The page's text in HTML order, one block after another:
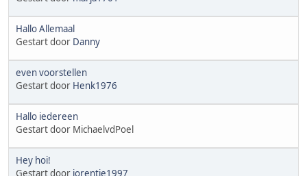
Hallo Allemaal
Gestart door Danny
even voorstellen
Gestart door Henk1976
Hallo iedereen
Gestart door MichaelvdPoel
Hey hoi!
Gestart door jorentje1997